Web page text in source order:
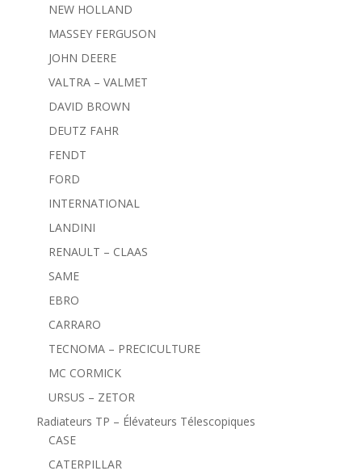
NEW HOLLAND
MASSEY FERGUSON
JOHN DEERE
VALTRA – VALMET
DAVID BROWN
DEUTZ FAHR
FENDT
FORD
INTERNATIONAL
LANDINI
RENAULT – CLAAS
SAME
EBRO
CARRARO
TECNOMA – PRECICULTURE
MC CORMICK
URSUS – ZETOR
Radiateurs TP – Élévateurs Télescopiques
CASE
CATERPILLAR